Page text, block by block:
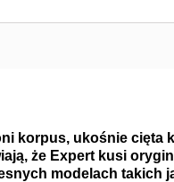
korpus, ukośnie cięta
że Expert kusi
modelach takich